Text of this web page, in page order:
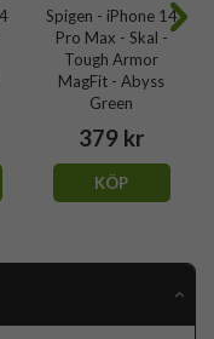
Spigen - iPhone 14
Pro Max - Skal -
Tough Armor
MagFit - Abyss
Green
379 kr
KÖP